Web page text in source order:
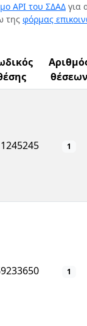
API του ΣΔΑΔ για
της φόρμας
θέσεων
1
1